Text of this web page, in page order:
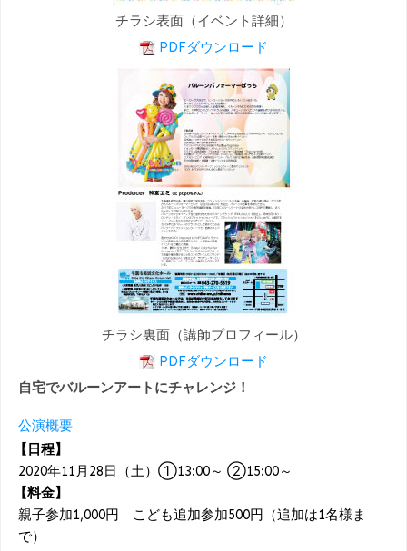
チラシ表面（イベント詳細）
PDFダウンロード
チラシ裏面（講師プロフィール）
PDFダウンロード
自宅でバルーンアートにチャレンジ！
公演概要
【日程】
2020年11月28日（土）①13:00～ ②15:00～
【料金】
親子参加1,000円 こども追加参加500円（追加は1名様ま
で）